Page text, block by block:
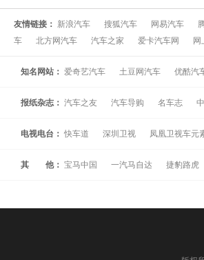
友情链接： 新浪汽车 搜狐汽车 网易汽车
车
北方网汽车 汽车之家 爱卡汽车网 网
知名网站： 爱奇艺汽车 土豆网汽车 优酷汽
报纸杂志： 汽车之友 汽车导购 名车志
电视电台： 快车道 深圳卫视 凤凰卫视车元
其 他： 宝马中国 一汽马自达 捷豹路虎